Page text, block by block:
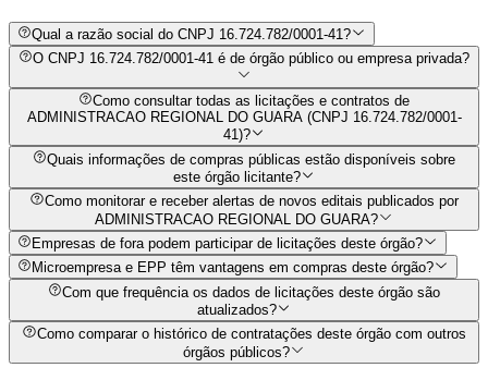
Qual a razão social do CNPJ 16.724.782/0001-41?
O CNPJ 16.724.782/0001-41 é de órgão público ou empresa privada?
Como consultar todas as licitações e contratos de
ADMINISTRACAO REGIONAL DO GUARA (CNPJ 16.724.782/0001-
41)?
Quais informações de compras públicas estão disponíveis sobre
este órgão licitante?
Como monitorar e receber alertas de novos editais publicados por
ADMINISTRACAO REGIONAL DO GUARA?
Empresas de fora podem participar de licitações deste órgão?
Microempresa e EPP têm vantagens em compras deste órgão?
Com que frequência os dados de licitações deste órgão são
atualizados?
Como comparar o histórico de contratações deste órgão com outros
órgãos públicos?